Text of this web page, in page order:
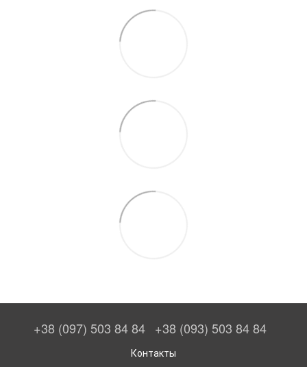
+38 (097) 503 84 84 +38 (093) 503 84 84
Контакты